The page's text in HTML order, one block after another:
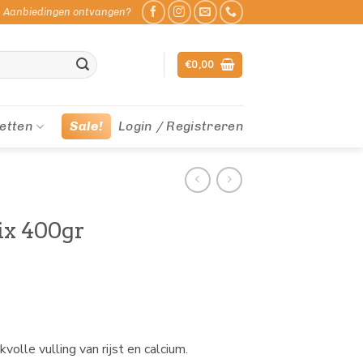
Aanbiedingen ontvangen?
€0,00
Sale! Login / Registreren
400gr
vulling van rijst en calcium.